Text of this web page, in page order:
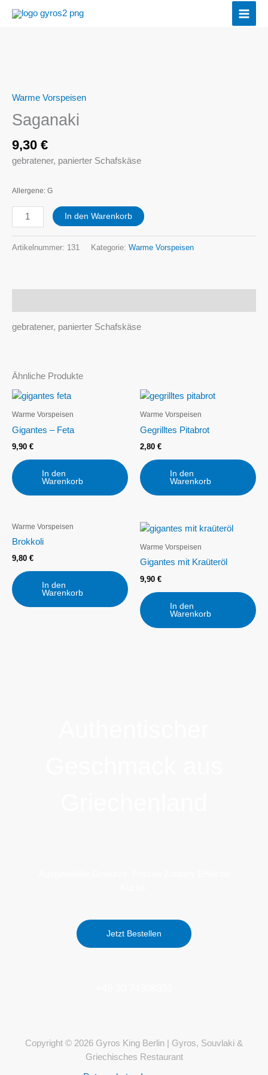
Inhalt
Warme Vorspeisen
Saganaki
9,30 €
gebratener, panierter Schafskäse
Allergene: G
In den Warenkorb
Artikelnummer: 131 Kategorie: Warme Vorspeisen
gebratener, panierter Schafskäse
Ähnliche Produkte
Warme Vorspeisen
Gigantes – Feta
9,90 €
In den
Warenkorb
Warme Vorspeisen
Gegrilltes Pitabrot
2,80 €
In den
Warenkorb
Warme Vorspeisen
Brokkoli
9,80 €
In den
Warenkorb
Warme Vorspeisen
Gigantes mit Kraüteröl
9,90 €
In den
Warenkorb
Jetzt Bestellen
Copyright © 2026 Gyros King Berlin | Gyros, Souvlaki &
Griechisches Restaurant